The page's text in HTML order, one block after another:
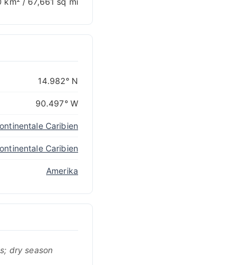
14.982° N
90.497° W
Caribien
Caribien
Amerika
dry season